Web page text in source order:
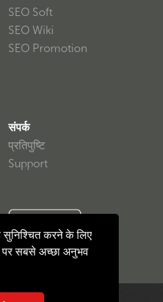
करने के लिए
पर सबसे अच्छा अनुभव
SEO Soft
SEO Wiki
SEO Promotion
संपर्क
प्रतिपुष्टि
Support